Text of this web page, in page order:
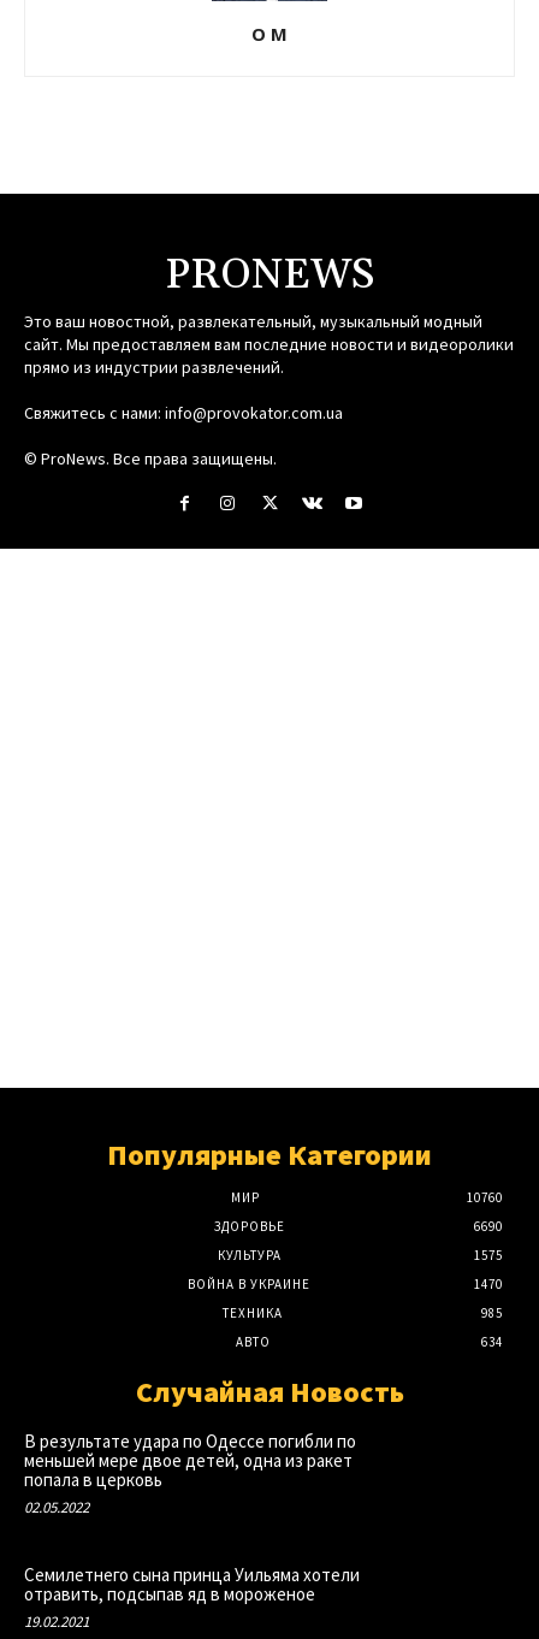
О М
PRONEWS
Это ваш новостной, развлекательный, музыкальный модный
сайт. Мы предоставляем вам последние новости и видеоролики
прямо из индустрии развлечений.
Свяжитесь с нами: info@provokator.com.ua
© ProNews. Все права защищены.
Популярные Категории
МИР
10760
ЗДОРОВЬЕ
6690
КУЛЬТУРА
1575
ВОЙНА В УКРАИНЕ
1470
ТЕХНИКА
985
АВТО
634
Случайная Новость
В результате удара по Одессе погибли по
меньшей мере двое детей, одна из ракет
попала в церковь
02.05.2022
Семилетнего сына принца Уильяма хотели
отравить, подсыпав яд в мороженое
19.02.2021